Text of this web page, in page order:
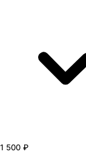
1 500 ₽